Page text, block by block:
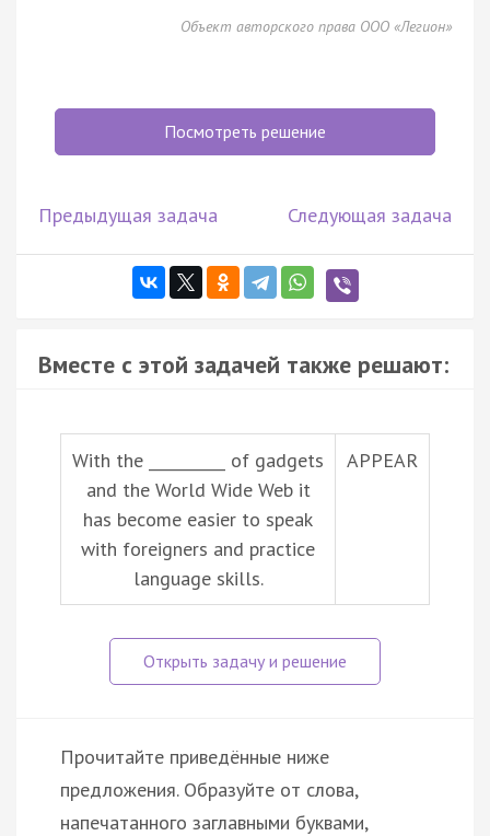
Объект авторского права ООО «Легион»
Посмотреть решение
Предыдущая задача Следующая задача
Вместе с этой задачей также решают:
With the __________ of gadgets
and the World Wide Web it
has become easier to speak
with foreigners and practice
language skills.
APPEAR
Прочитайте приведённые ниже
предложения. Образуйте от слова,
напечатанного заглавными буквами,